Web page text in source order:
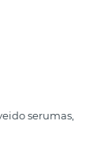
serumas,